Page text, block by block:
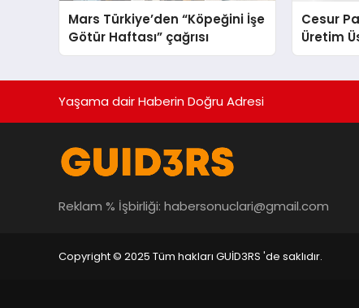
Mars Türkiye’den “Köpeğini İşe
Götür Haftası” çağrısı
Cesur
Üretim
Yaşama dair Haberin Doğru Adresi
Reklam % İşbirliği: habersonuclari@gmail.com
Copyright © 2025 Tüm hakları GUİD3RS 'de saklıdır.